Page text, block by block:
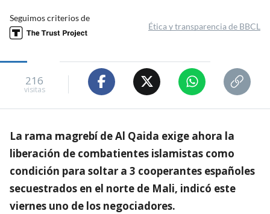
Seguimos criterios de
Ética y transparencia de BBCL
216
visitas
La rama magrebí de Al Qaida exige ahora la
liberación de combatientes islamistas como
condición para soltar a 3 cooperantes españoles
secuestrados en el norte de Mali, indicó este
viernes uno de los negociadores.